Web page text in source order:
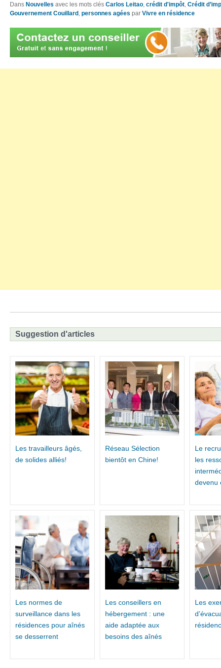
Dans Nouvelles avec les mots clés Carlos Leitao crédit d'impôt Crédit
Gouvernement Couillard personnes agées par Vivre en résidence
Suggestion d'articles
Les travailleurs âgés,
de solides alliés!
Réseau Sélection
bientôt en Chine!
Le
les
devenu
Les normes de
surveillance dans les
résidences pour aînés
se desserrent
Les conseillers en
hébergement : une
aide adaptée aux
besoins des aînés
Les